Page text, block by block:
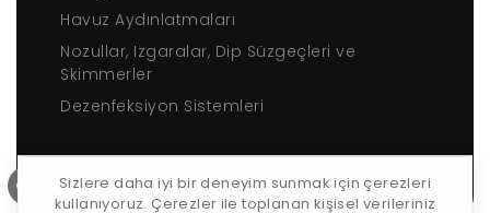
Sizlere daha iyi bir deneyim sunmak için çerezleri
kullanıyoruz. Çerezler ile toplanan kişisel verileriniz
Havuz Aydınlatmaları
Nozullar, Izgaralar, Dip Süzgeçleri ve
Skimmerler
Dezenfeksiyon Sistemleri